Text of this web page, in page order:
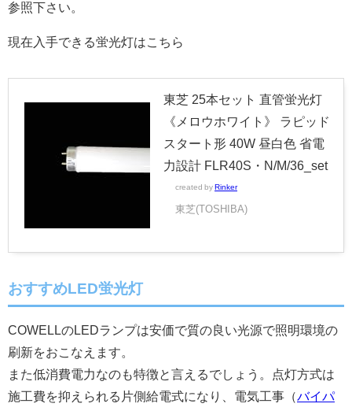
参照下さい。
現在入手できる蛍光灯はこちら
東芝 25本セット 直管蛍光灯
《メロウホワイト》 ラピッド
スタート形 40W 昼白色 省電
力設計 FLR40S・N/M/36_set
created by Rinker
東芝(TOSHIBA)
おすすめLED蛍光灯
COWELLのLEDランプは安価で質の良い光源で照明環境の
刷新をおこなえます。
また低消費電力なのも特徴と言えるでしょう。点灯方式は
施工費を抑えられる片側給電式になり、電気工事（バイパ